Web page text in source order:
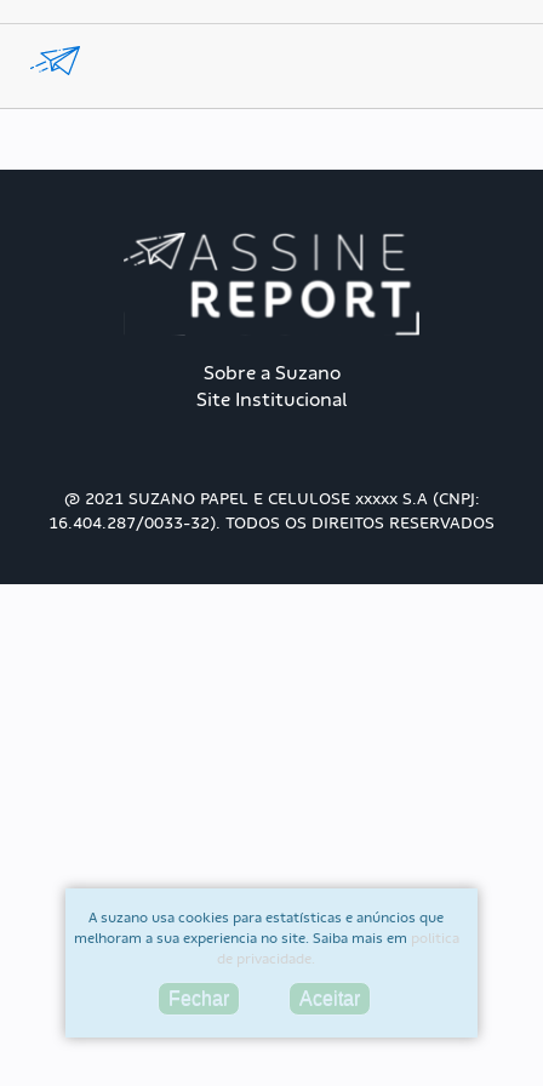
A suzano usa cookies para estatísticas e anúncios que
melhoram a sua experiencia no site. Saiba mais em politica
de privacidade.
Aceitar
Fechar
Sobre a Suzano
Site Institucional
@ 2021 SUZANO PAPEL E CELULOSE xxxxx S.A (CNPJ:
16.404.287/0033-32). TODOS OS DIREITOS RESERVADOS